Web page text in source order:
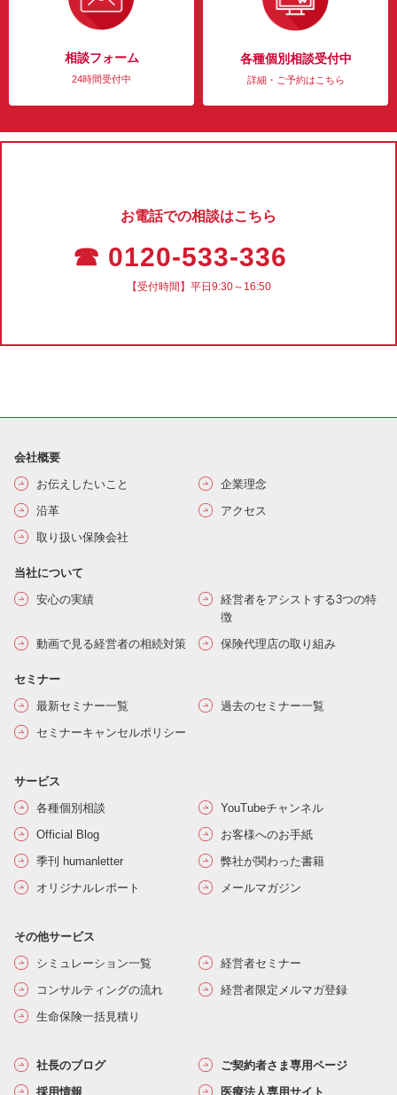
相談フォーム
24時間受付中
各種個別相談受付中
詳細・ご予約はこちら
お電話での相談はこちら
☎ 0120-533-336
【受付時間】平日9:30～16:50
会社概要
お伝えしたいこと
企業理念
沿革
アクセス
取り扱い保険会社
当社について
安心の実績
経営者をアシストする3つの特
徴
動画で見る経営者の相続対策
保険代理店の取り組み
セミナー
最新セミナー一覧
過去のセミナー一覧
セミナーキャンセルポリシー
サービス
各種個別相談
YouTubeチャンネル
Official Blog
お客様へのお手紙
季刊 humanletter
弊社が関わった書籍
オリジナルレポート
メールマガジン
その他サービス
シミュレーション一覧
経営者セミナー
コンサルティングの流れ
経営者限定メルマガ登録
生命保険一括見積り
社長のブログ
ご契約者さま専用ページ
採用情報
医療法人専用サイト